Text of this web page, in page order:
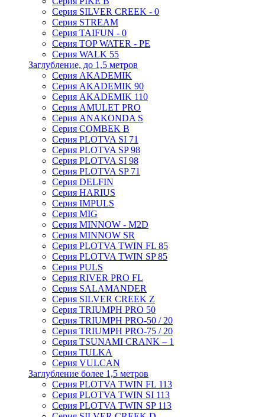
Серия SILVER CREEK - 0
Серия STREAM
Серия TAIFUN - 0
Серия TOP WATER - PE
Серия WALK 55
Заглубление, до 1,5 метров
Серия AKADEMIK
Серия AKADEMIK 90
Серия AKADEMIK 110
Серия AMULET PRO
Серия ANAKONDA S
Серия COMBEK B
Серия PLOTVA SI 71
Серия PLOTVA SP 98
Серия PLOTVA SI 98
Серия PLOTVA SP 71
Серия DELFIN
Серия HARIUS
Серия IMPULS
Серия MIG
Серия MINNOW - M2D
Серия MINNOW SR
Серия PLOTVA TWIN FL 85
Серия PLOTVA TWIN SP 85
Серия PULS
Серия RIVER PRO FL
Серия SALAMANDER
Серия SILVER CREEK Z
Серия TRIUMPH PRO 50
Серия TRIUMPH PRO-50 / 20
Серия TRIUMPH PRO-75 / 20
Серия TSUNAMI CRANK – 1
Серия TULKA
Серия VULCAN
Заглубление более 1,5 метров
Серия PLOTVA TWIN FL 113
Серия PLOTVA TWIN SI 113
Серия PLOTVA TWIN SP 113